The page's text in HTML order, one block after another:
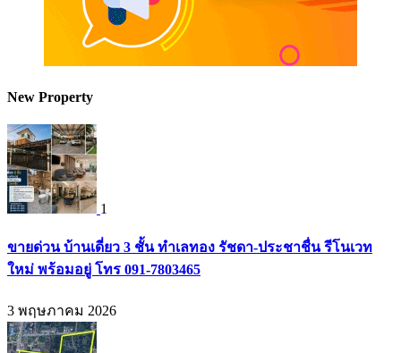
New Property
1
ขายด่วน บ้านเดี่ยว 3 ชั้น ทำเลทอง รัชดา-ประชาชื่น รีโนเวท
ใหม่ พร้อมอยู่ โทร 091-7803465
3 พฤษภาคม 2026